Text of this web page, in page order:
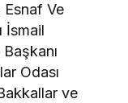
Esnaf Ve
İsmail
Odası
ve